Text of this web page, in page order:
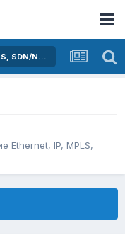
Активное оборудование Ethernet, IP, MPLS, SDN/NFV...
Ethernet, IP, MPLS,